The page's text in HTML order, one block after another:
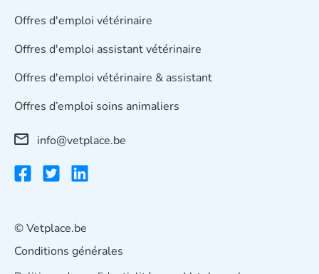
Offres d'emploi vétérinaire
Offres d'emploi assistant vétérinaire
Offres d'emploi vétérinaire & assistant
Offres d’emploi soins animaliers
info@vetplace.be
© Vetplace.be
Conditions générales